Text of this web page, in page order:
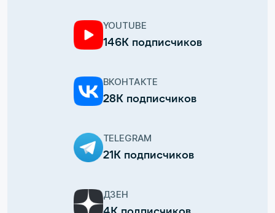
YOUTUBE
146К подписчиков
ВКОНТАКТЕ
28К подписчиков
TELEGRAM
21К подписчиков
ДЗЕН